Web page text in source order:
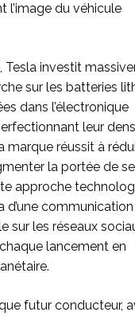
l’image du véhicule
Tesla investit
sur les batteries
dans l’électronique
leur
marque réussit à
la portée de
approche
d’une communication
sur les réseaux
lancement en
futur conducteur,